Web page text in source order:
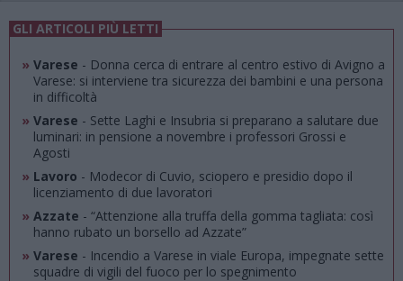
GLI ARTICOLI PIÙ LETTI
» Varese - Donna cerca di entrare al centro estivo di Avigno a
Varese: si interviene tra sicurezza dei bambini e una persona
in difficoltà
» Varese - Sette Laghi e Insubria si preparano a salutare due
luminari: in pensione a novembre i professori Grossi e
Agosti
» Lavoro - Modecor di Cuvio, sciopero e presidio dopo il
licenziamento di due lavoratori
» Azzate - “Attenzione alla truffa della gomma tagliata: così
hanno rubato un borsello ad Azzate”
» Varese - Incendio a Varese in viale Europa, impegnate sette
squadre di vigili del fuoco per lo spegnimento